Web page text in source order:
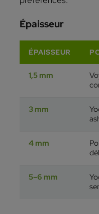
Épaisseur
ÉPAISSEUR
1,5 mm
3 mm
4 mm
5–6 mm